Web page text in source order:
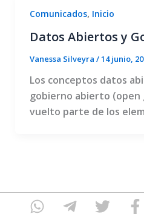
Comunicados, Inicio
Datos Abiertos y
Vanessa Silveyra /14 junio,
Los conceptos datos
gobierno abierto (open
vuelto parte de los
W T T F